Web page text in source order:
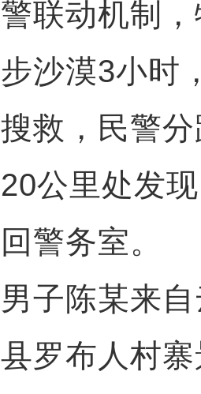
联动机制
沙漠3小时
救，民警
公里处发
警务室。
陈某来自
罗布人村